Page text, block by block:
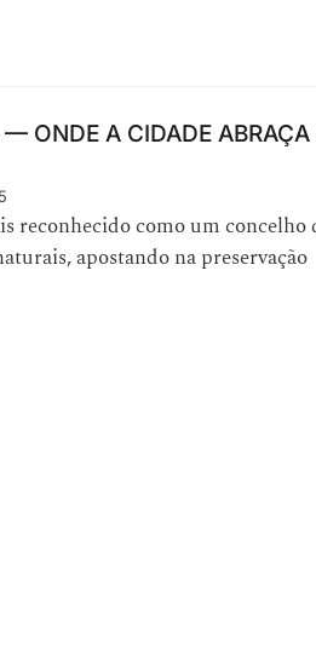
— ONDE A CIDADE ABRAÇA
reconhecido como um concelho
apostando na preservação